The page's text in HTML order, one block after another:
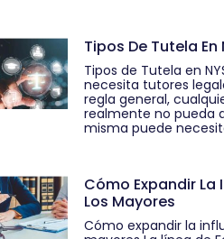
Tipos De Tutela En
Tipos de Tutela en
necesita tutores
regla general,
realmente no pueda
misma puede
Cómo Expandir La
Los Mayores
Cómo expandir la